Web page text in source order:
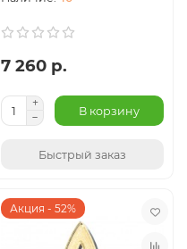
7 260 р.
В корзину
Быстрый заказ
Акция - 52%